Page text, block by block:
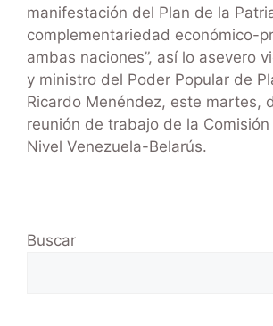
manifestación del Plan de la
complementariedad económico-
ambas naciones”, así lo asevero
y ministro del Poder Popular de
Ricardo Menéndez, este martes,
reunión de trabajo de la
Nivel Venezuela-Belarús.
Buscar